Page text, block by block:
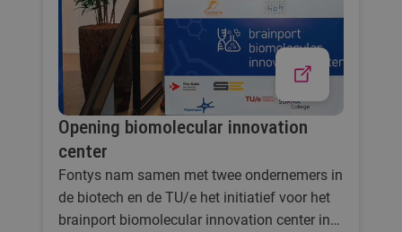
Opening biomolecular innovation
center
Fontys nam samen met twee ondernemers in
de biotech en de TU/e het initiatief voor het
brainport biomolecular innovation center in